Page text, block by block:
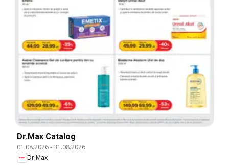
Dr.Max Catalog
01.08.2026-31.08.2026
Dr.Max